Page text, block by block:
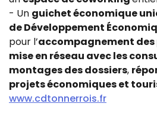
- Un guichet économique
de Développement
pour l’accompagnement
mise en réseau avec les
montages des dossiers,
projets économiques et
www.cdtonnerrois.fr